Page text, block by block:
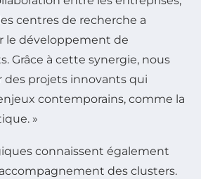
centres de recherche a
le développement de
Grâce à cette synergie, nous
des projets innovants qui
contemporains, comme la
»
connaissent également
des clusters.